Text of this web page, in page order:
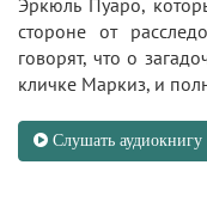
стороне от
говорят, что о
кличке Маркиз, и
Слушать аудиокнигу